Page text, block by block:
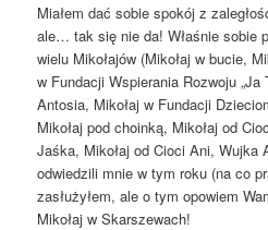
Miałem dać sobie spokój z
ale… tak się nie da! Właśnie sobie
wielu Mikołajów (Mikołaj w bucie,
w Fundacji Wspierania Rozwoju „Ja
Antosia, Mikołaj w Fundacji
Mikołaj pod choinką, Mikołaj od
Jaśka, Mikołaj od Cioci Ani, Wujka
odwiedzili mnie w tym roku (na co
zasłużyłem, ale o tym opowiem
Mikołaj w Skarszewach!